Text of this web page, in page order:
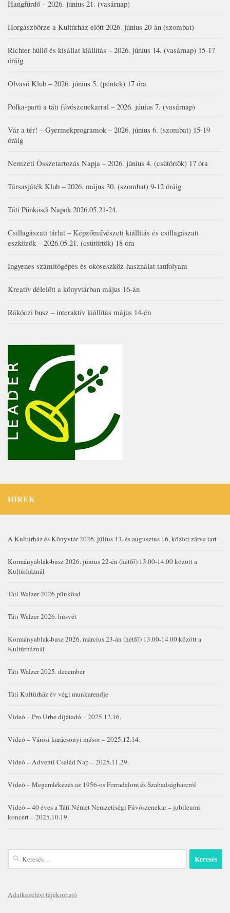
Hangfürdő – 2026. június 21. (vasárnap)
Horgászbörze a Kultúrház előtt 2026. június 20-án (szombat)
Richter hüllő és kisállat kiállítás – 2026. június 14. (vasárnap) 15-17
óráig
Olvasó Klub – 2026. június 5. (péntek) 17 óra
Polka-parti a táti fúvószenekarral – 2026. június 7. (vasárnap)
Vár a tér! – Gyermekprogramok – 2026. június 6. (szombat) 15-19
óráig
Nemzeti Összetartozás Napja – 2026. június 4. (csütörtök) 17 óra
Társasjáték Klub – 2026. május 30. (szombat) 9-12 óráig
Táti Pünkösdi Napok 2026.05.21-24.
Csillagászati tárlat – Képzőművészeti kiállítás és csillagászati
eszközök – 2026.05.21. (csütörtök) 18 óra
Ingyenes számítógépes és okoseszköz-használat tanfolyam
Kreatív délelőtt a könyvtárban május 16-án
Rákóczi busz – interaktív kiállítás május 14-én
HÍREK
A Kultúrház és Könyvtár 2026. július 13. és augusztus 16. között zárva tart
Kormányablak-busz 2026. június 22-én (hétfő) 13.00-14.00 között a
Kultúrháznál
Táti Walzer 2026 pünkösd
Táti Walzer 2026. húsvét
Kormányablak-busz 2026. március 23-án (hétfő) 13.00-14.00 között a
Kultúrháznál
Táti Walzer 2025. december
Táti Kultúrház év végi munkarendje
Videó – Pro Urbe díjátadó – 2025.12.16.
Videó – Városi karácsonyi műsor – 2025.12.14.
Videó – Adventi Család Nap – 2025.11.29.
Videó – Megemlékezés az 1956-os Forradalom és Szabadságharcról
Videó – 40 éves a Táti Német Nemzetiségi Fúvószenekar – jubileumi
koncert – 2025.10.19.
Keresés:
Adatkezelési tájékoztató